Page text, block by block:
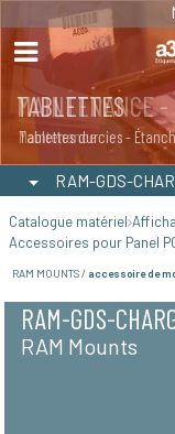
MAINTENANCE
Maintenance
TABLETTES
Tablettes durcies -
RAM-GDS-
Catalogue matériel
Accessoires pour Panel
RAM MOUNTS / accessoire de
RAM-GDS-
RAM Mounts